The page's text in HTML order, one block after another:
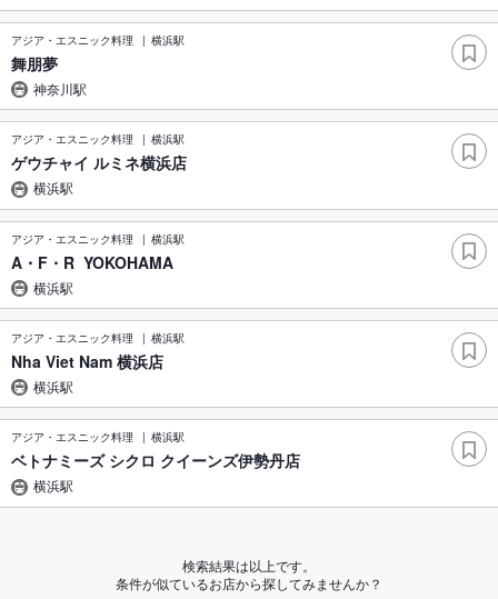
アジア・エスニック料理 横浜駅
舞朋夢
神奈川駅
アジア・エスニック料理 横浜駅
ゲウチャイ ルミネ横浜店
横浜駅
アジア・エスニック料理 横浜駅
A・F・R YOKOHAMA
横浜駅
アジア・エスニック料理 横浜駅
Nha Viet Nam 横浜店
横浜駅
アジア・エスニック料理 横浜駅
ベトナミーズ シクロ クイーンズ伊勢丹店
横浜駅
検索結果は以上です。
条件が似ているお店から探してみませんか？